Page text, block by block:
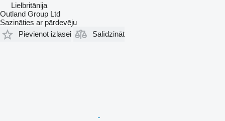
Lielbritānija
Outland Group Ltd
Sazināties ar pārdevēju
Pievienot izlasei
Salīdzināt